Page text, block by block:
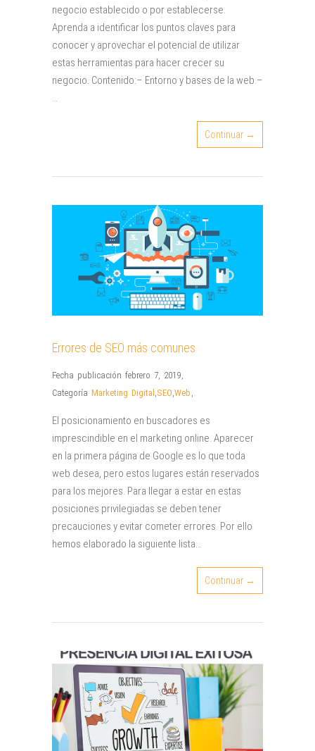
negocio establecido o por establecerse.
Aprenda a identificar los puntos claves para
conocer y aprovechar el potencial de utilizar
estas herramientas para hacer crecer su
negocio. Contenido:– Entorno y bases de la web.–
…
Continuar →
Errores de SEO más comunes
Fecha publicación febrero 7, 2019
Categoría Marketing Digital SEO Web
El posicionamiento en buscadores es
imprescindible en el marketing online. Aparecer
en la primera página de Google es lo que toda
web desea, pero estos lugares están reservados
para los mejores. Para llegar a estar en estas
posiciones privilegiadas se deben tener
precauciones y evitar cometer errores. Por ello
hemos elaborado la siguiente lista…
Continuar →